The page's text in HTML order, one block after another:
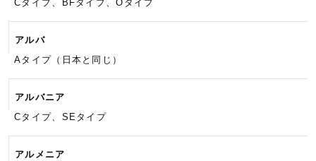
Cタイプ、BFタイプ、Oタイプ
アルバ
Aタイプ（日本と同じ）
アルバニア
Cタイプ、SEタイプ
アルメニア